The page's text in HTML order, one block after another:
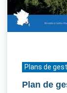
Plans de
Plan de